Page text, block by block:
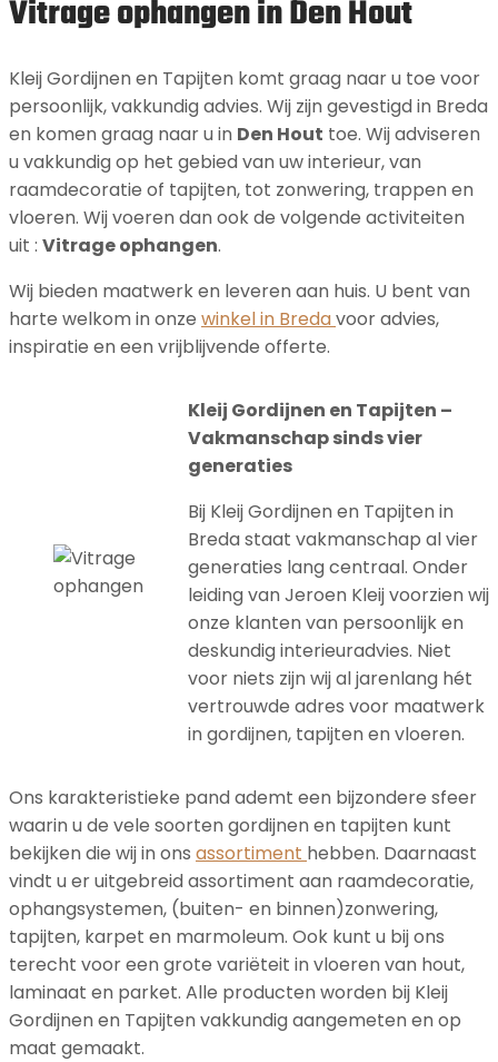
Vitrage ophangen in Den Hout
Kleij Gordijnen en Tapijten komt graag naar u toe voor
persoonlijk, vakkundig advies. Wij zijn gevestigd in Breda
en komen graag naar u in Den Hout toe. Wij adviseren
u vakkundig op het gebied van uw interieur, van
raamdecoratie of tapijten, tot zonwering, trappen en
vloeren. Wij voeren dan ook de volgende activiteiten
uit : Vitrage ophangen.
Wij bieden maatwerk en leveren aan huis. U bent van
harte welkom in onze winkel in Bredavoor advies,
inspiratie en een vrijblijvende offerte.
Kleij Gordijnen en Tapijten –
Vakmanschap sinds vier
generaties
Bij Kleij Gordijnen en Tapijten in
Breda staat vakmanschap al vier
generaties lang centraal. Onder
leiding van Jeroen Kleij voorzien wij
onze klanten van persoonlijk en
deskundig interieuradvies. Niet
voor niets zijn wij al jarenlang hét
vertrouwde adres voor maatwerk
in gordijnen, tapijten en vloeren.
Ons karakteristieke pand ademt een bijzondere sfeer
waarin u de vele soorten gordijnen en tapijten kunt
bekijken die wij in ons assortiment hebben. Daarnaast
vindt u er uitgebreid assortiment aan raamdecoratie,
ophangsystemen, (buiten- en binnen)zonwering,
tapijten, karpet en marmoleum. Ook kunt u bij ons
terecht voor een grote variëteit in vloeren van hout,
laminaat en parket. Alle producten worden bij Kleij
Gordijnen en Tapijten vakkundig aangemeten en op
maat gemaakt.